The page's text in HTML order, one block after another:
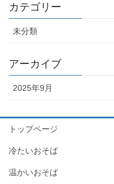
カテゴリー
未分類
アーカイブ
2025年9月
トップページ
冷たいおそば
温かいおそば